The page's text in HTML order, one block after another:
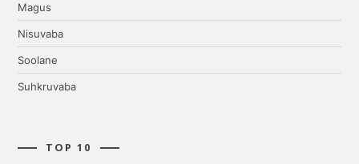
Magus
Nisuvaba
Soolane
Suhkruvaba
TOP 10